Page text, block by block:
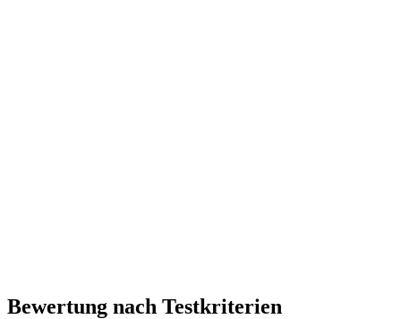
Bewertung nach Testkriterien